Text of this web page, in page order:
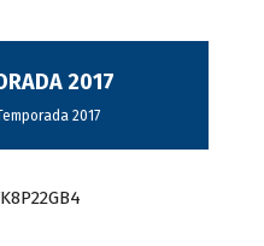
2017
2017